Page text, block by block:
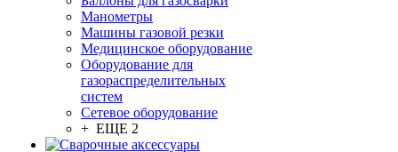
Манометры
Машины газовой резки
Медицинское оборудование
Оборудование для
газораспределительных
систем
Сетевое оборудование
+ ЕЩЕ 2